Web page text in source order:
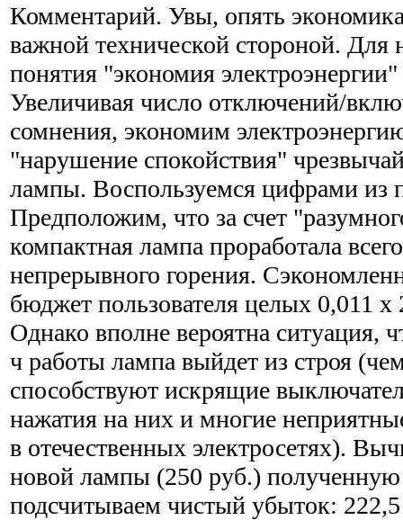
Комментарий. Увы, опять
важной технической стороной. Для
понятия "экономия
Увеличивая число отключений/
сомнения, экономим
"нарушение спокойствия"
лампы. Воспользуемся цифрами из
Предположим, что за счет
компактная лампа проработала
непрерывного горения.
бюджет пользователя целых 0,011
Однако вполне вероятна ситуация,
ч работы лампа выйдет из строя
способствуют искрящие
нажатия на них и многие
в отечественных электросетях).
новой лампы (250 руб.)
подсчитываем чистый убыток: